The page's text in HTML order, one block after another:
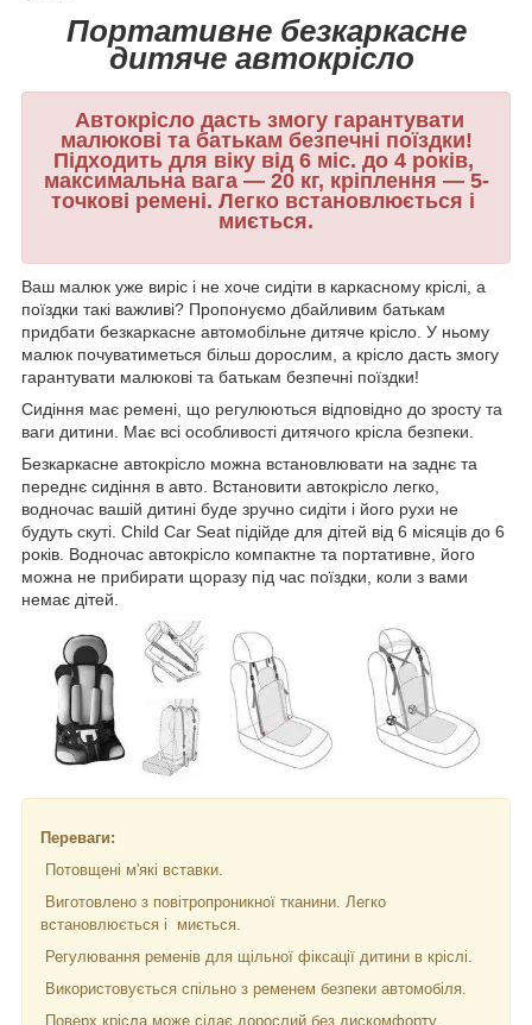
Портативне безкаркасне
дитяче автокрісло
Автокрісло дасть змогу гарантувати
малюкові та батькам безпечні поїздки!
Підходить для віку від 6 міс. до 4 років,
максимальна вага — 20 кг, кріплення — 5-
точкові ремені. Легко встановлюється і
миється.
Ваш малюк уже виріс і не хоче сидіти в каркасному кріслі, а
поїздки такі важливі? Пропонуємо дбайливим батькам
придбати безкаркасне автомобільне дитяче крісло. У ньому
малюк почуватиметься більш дорослим, а крісло дасть змогу
гарантувати малюкові та батькам безпечні поїздки!
Сидіння має ремені, що регулюються відповідно до зросту та
ваги дитини. Має всі особливості дитячого крісла безпеки.
Безкаркасне автокрісло можна встановлювати на заднє та
переднє сидіння в авто. Встановити автокрісло легко,
водночас вашій дитині буде зручно сидіти і його рухи не
будуть скуті. Child Car Seat підійде для дітей від 6 місяців до 6
років. Водночас автокрісло компактне та портативне, його
можна не прибирати щоразу під час поїздки, коли з вами
немає дітей.
Переваги:
Потовщені м'які вставки.
Виготовлено з повітропроникної тканини. Легко
встановлюється і миється.
Регулювання ременів для щільної фіксації дитини в кріслі.
Використовується спільно з ременем безпеки автомобіля.
Поверх крісла може сідає дорослий без дискомфорту.